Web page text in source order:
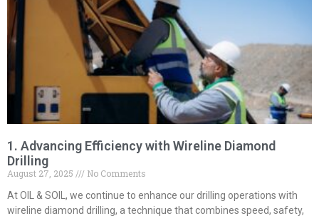
1. Advancing Efficiency with Wireline Diamond
Drilling
August 27, 2025
No Comments
At OIL & SOIL, we continue to enhance our drilling operations with
wireline diamond drilling, a technique that combines speed, safety,